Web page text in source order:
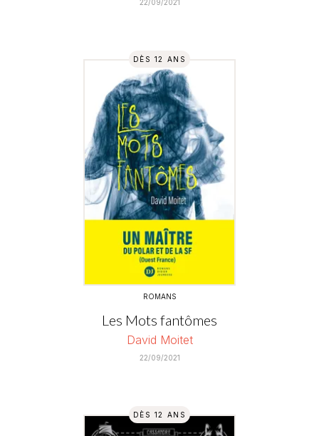
22/09/2021
DÈS 12 ANS
ROMANS
Les Mots fantômes
David Moitet
22/09/2021
DÈS 12 ANS